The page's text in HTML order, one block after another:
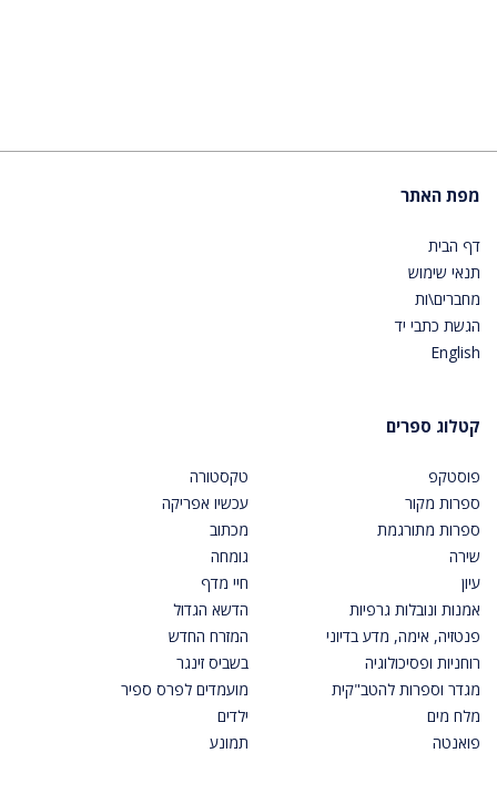
מפת האתר
דף הבית
תנאי שימוש
מחברים\ות
הגשת כתבי יד
English
קטלוג ספרים
פוסטקפ
ספרות מקור
ספרות מתורגמת
שירה
עיון
אמנות ונובלות גרפיות
פנטזיה, אימה, מדע בדיוני
רוחניות ופסיכולוגיה
מגדר וספרות להטב"קית
מלח מים
פואנטה
טקסטורה
עכשיו אפריקה
מכתוב
גומחה
חיי מדף
הדשא הגדול
המזרח החדש
בשביס זינגר
מועמדים לפרס ספיר
ילדים
תמונע